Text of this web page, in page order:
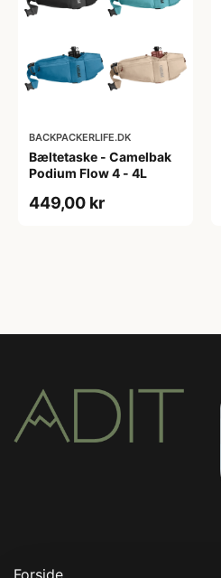
BACKPACKERLIFE.DK
Bæltetaske - Camelbak
Podium Flow 4 - 4L
449,00 kr